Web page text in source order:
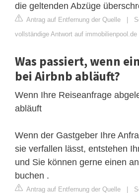
die geltenden Abzüge
Antrag auf Entfernung der Quelle |
vollständige Antwort auf immobilienpool.de
Was passiert, wenn
bei Airbnb abläuft?
Wenn Ihre Reiseanfrage
abläuft
Wenn der Gastgeber Ihre
sie verfallen lässt, entstehen
und Sie können gerne einen
buchen .
Antrag auf Entfernung der Quelle |